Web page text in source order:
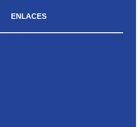
ENLACES